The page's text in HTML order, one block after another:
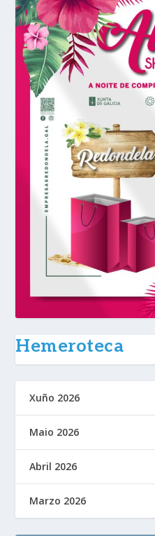
Hemeroteca
Xuño 2026
Maio 2026
Abril 2026
Marzo 2026